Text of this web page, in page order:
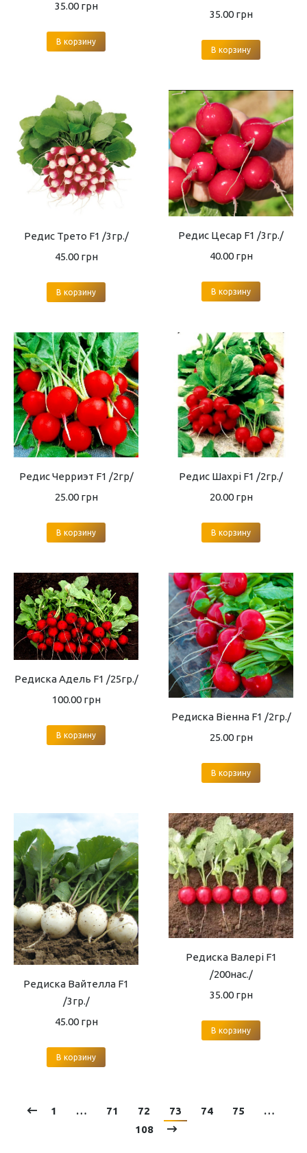
35.00 грн
В корзину
35.00 грн
В корзину
Редис Трето F1 /3гр./
45.00 грн
В корзину
Редис Цесар F1 /3гр./
40.00 грн
В корзину
Редис Черриэт F1 /2гр/
25.00 грн
В корзину
Редис Шахрі F1 /2гр./
20.00 грн
В корзину
Редиска Адель F1 /25гр./
100.00 грн
В корзину
Редиска Віенна F1 /2гр./
25.00 грн
В корзину
Редиска Вайтелла F1
/3гр./
45.00 грн
В корзину
Редиска Валері F1
/200нас./
35.00 грн
В корзину
1 … 71 72 73 74 75
…
108